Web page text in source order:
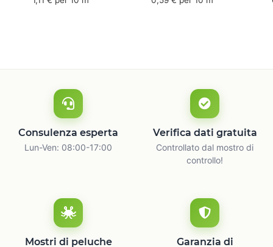
Consulenza esperta
Lun-Ven: 08:00-17:00
Verifica dati gratuita
Controllato dal mostro di
controllo!
Mostri di peluche
Garanzia di